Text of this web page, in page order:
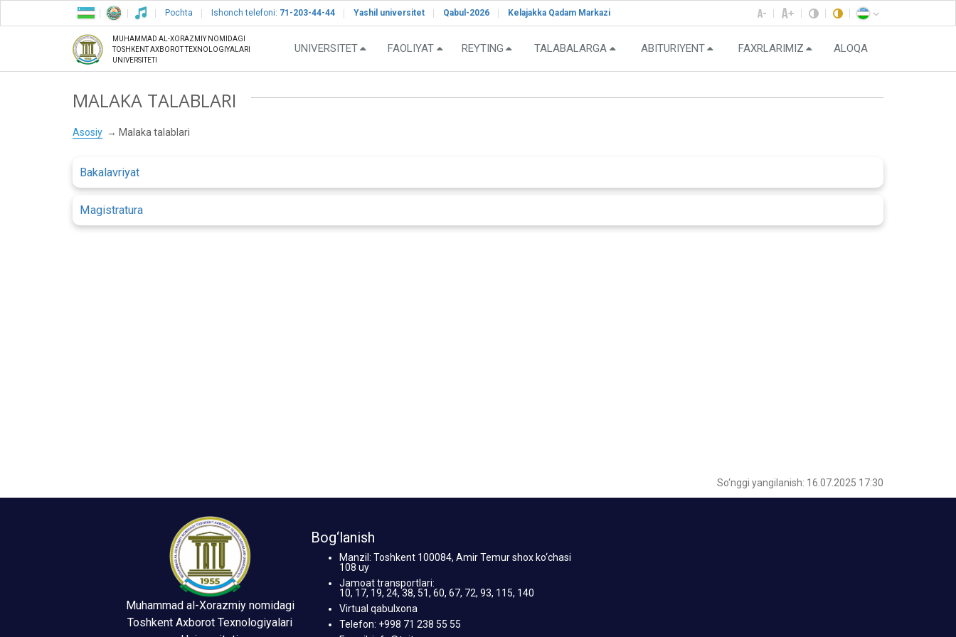
Pochta Ishonch telefoni: 71-203-44-44 Yashil universitet Qabul-2026 Kelajakka Qadam Markazi
MUHAMMAD AL-XORAZMIY NOMIDAGI
TOSHKENT AXBOROT TEXNOLOGIYALARI
UNIVERSITETI
UNIVERSITET FAOLIYAT REYTING TALABALARGA ABITURIYENT FAXRLARIMIZ ALOQA
MALAKA TALABLARI
Asosiy Malaka talablari
Bakalavriyat
Magistratura
So‘nggi yangilanish: 16.07.2025 17:30
Muhammad al-Xorazmiy nomidagi
Toshkent Axborot Texnologiyalari
Bog‘lanish
Manzil: Toshkent 100084, Amir Temur shox ko‘chasi
108 uy
Jamoat transportlari:
10, 17, 19, 24, 38, 51, 60, 67, 72, 93, 115, 140
Virtual qabulxona
Telefon: +998 71 238 55 55